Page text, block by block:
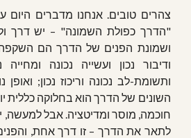
צהרים טובים. אנחנו מדברים היום
"הדרך כפולת השמונה" – יש דרך
ושמונת הפנים של הדרך הם השקפה
ודיבור נכון ועשייה נכונה ומחייה
ותשומת-לב נכונה וריכוז נכון;
השונים של הדרך הוא בחלוקה כללית
חוכמה, מוסר ומדיטציה. אבל למעשה,
לתאר את הדרך – זו דרך אחת,